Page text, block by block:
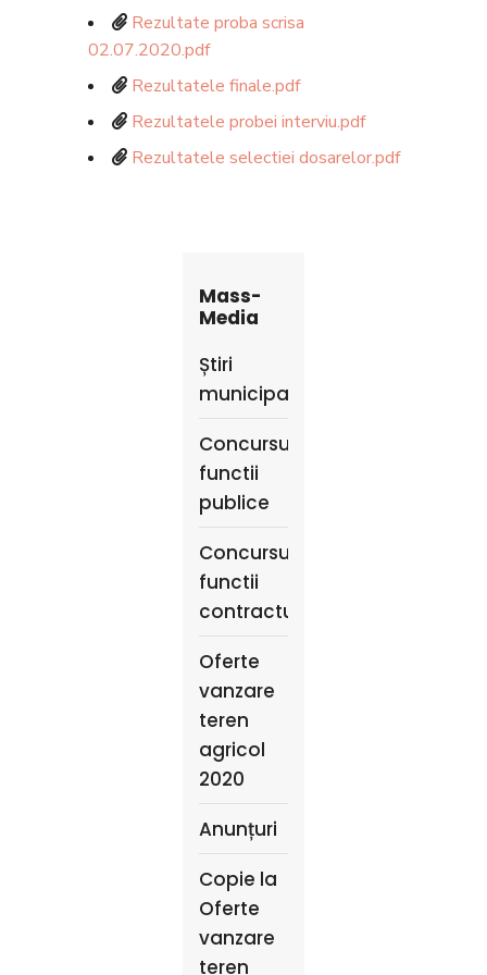
Rezultate proba scrisa
02.07.2020.pdf
Rezultatele finale.pdf
Rezultatele probei interviu.pdf
Rezultatele selectiei dosarelor.pdf
Mass-
Media
Știri
municipale
Concursuri
functii
publice
Concursuri
functii
contractuale
Oferte
vanzare
teren
agricol
2020
Anunțuri
Copie la
Oferte
vanzare
teren